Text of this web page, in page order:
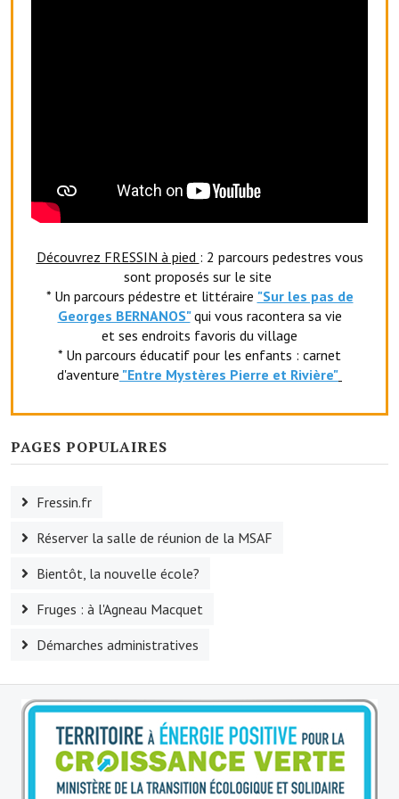
TOURISME, PATRIMOINE
Fressin, ville d'histoire
Les panneaux du patrimoine
Le château
Les sculptures du village
Une église dans l'église
Fressin, cité verte et tourisme sportif
Le sentier de la Planquette
Fressin, lauréat village fleuri
Le sentier de découverte du village
Les foulées Fressinoises
Le parcours cyclo le soleil de satan
Acteurs du tourisme
Les étangs de Fressin
Découvrez FRESSIN à pied : 2 parcours pedestres vous
sont proposés sur le site
* Un parcours pédestre et littéraire "Sur les pas de
Georges BERNANOS" qui vous racontera sa vie
et ses endroits favoris du village
* Un parcours éducatif pour les enfants : carnet
d'aventure "Entre Mystères Pierre et Rivière"
PAGES POPULAIRES
Fressin.fr
Réserver la salle de réunion de la MSAF
Bientôt, la nouvelle école?
Fruges : à l'Agneau Macquet
Démarches administratives